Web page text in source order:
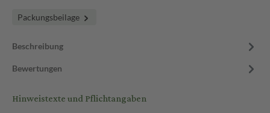
Packungsbeilage
Beschreibung
Bewertungen
Hinweistexte und Pflichtangaben